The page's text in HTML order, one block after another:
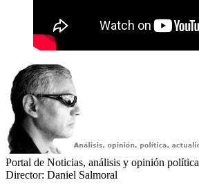
Portal de Noticias, análisis y opinión política
Director: Daniel Salmoral